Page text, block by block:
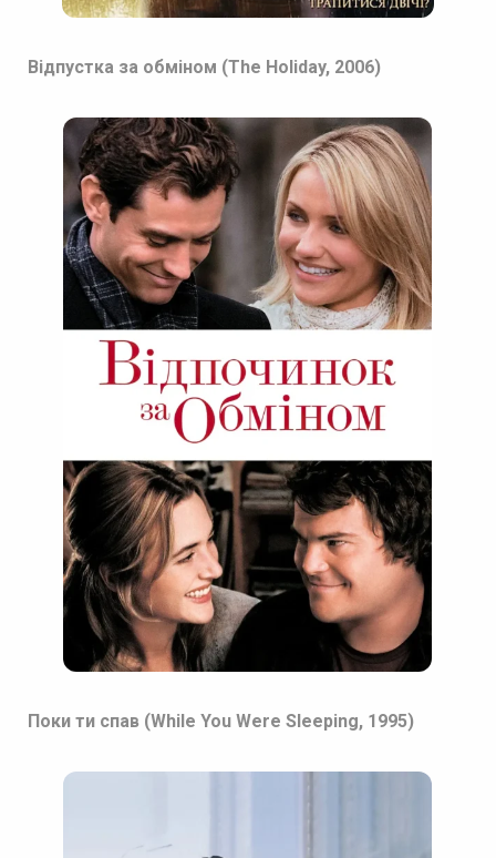
Відпустка за обміном (The Holiday, 2006)
Поки ти спав (While You Were Sleeping, 1995)